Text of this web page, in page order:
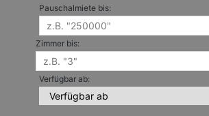
Pauschalmiete bis:
Zimmer bis:
Verfügbar ab: